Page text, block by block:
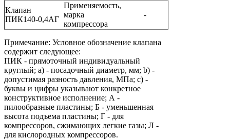
Клапан
ПИК140-0,4АГ
Применяемость,
марка
компрессора
-
Примечание: Условное обозначение клапана
содержит следующее:
ПИК - прямоточный индивидуальный
круглый; a) - посадочный диаметр, мм; b) -
допустимая разность давления, МПа; c) -
буквы и цифры указывают конкретное
конструктивное исполнение; А -
пилообразные пластины; Б - уменьшенная
высота подъема пластины; Г - для
компрессоров, сжимающих легкие газы; Л -
для кислородных компрессоров.